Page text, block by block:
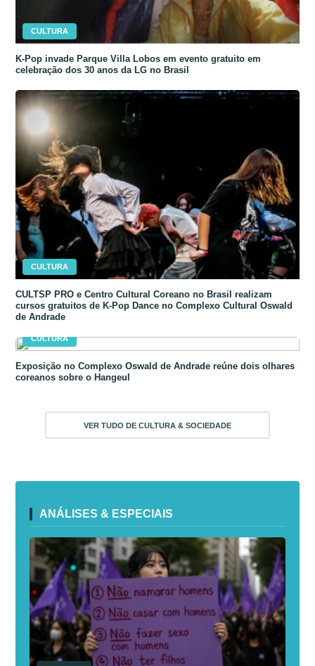
CULTURA
K-Pop invade Parque Villa Lobos em evento gratuito em
celebração dos 30 anos da LG no Brasil
CULTURA
CULTSP PRO e Centro Cultural Coreano no Brasil realizam
cursos gratuitos de K-Pop Dance no Complexo Cultural Oswald
de Andrade
CULTURA
Exposição no Complexo Oswald de Andrade reúne dois olhares
coreanos sobre o Hangeul
VER TUDO DE CULTURA & SOCIEDADE
ANÁLISES & ESPECIAIS